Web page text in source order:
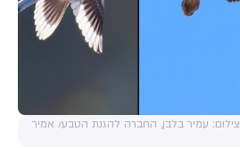
צילום: עמיר בלבן, החברה להגנת הטבע/ אמיר